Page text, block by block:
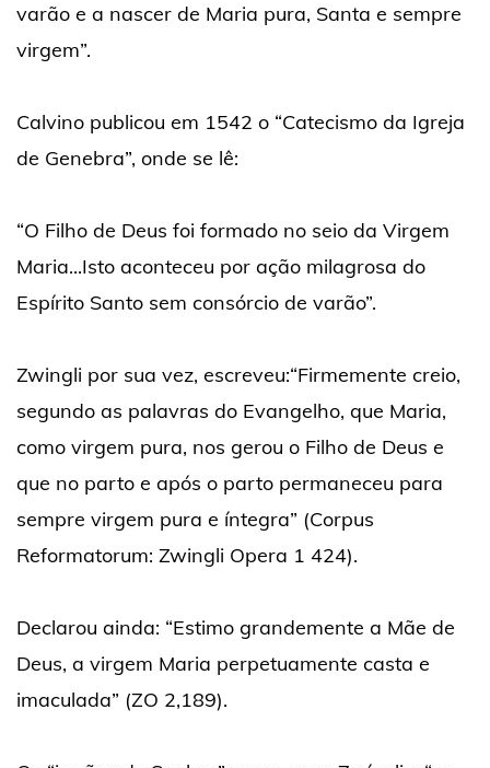
varão e a nascer de Maria pura, Santa e sempre
virgem”.
Calvino publicou em 1542 o “Catecismo da Igreja
de Genebra”, onde se lê:
“O Filho de Deus foi formado no seio da Virgem
Maria...Isto aconteceu por ação milagrosa do
Espírito Santo sem consórcio de varão”.
Zwingli por sua vez, escreveu:“Firmemente creio,
segundo as palavras do Evangelho, que Maria,
como virgem pura, nos gerou o Filho de Deus e
que no parto e após o parto permaneceu para
sempre virgem pura e íntegra” (Corpus
Reformatorum: Zwingli Opera 1 424).
Declarou ainda: “Estimo grandemente a Mãe de
Deus, a virgem Maria perpetuamente casta e
imaculada” (ZO 2,189).